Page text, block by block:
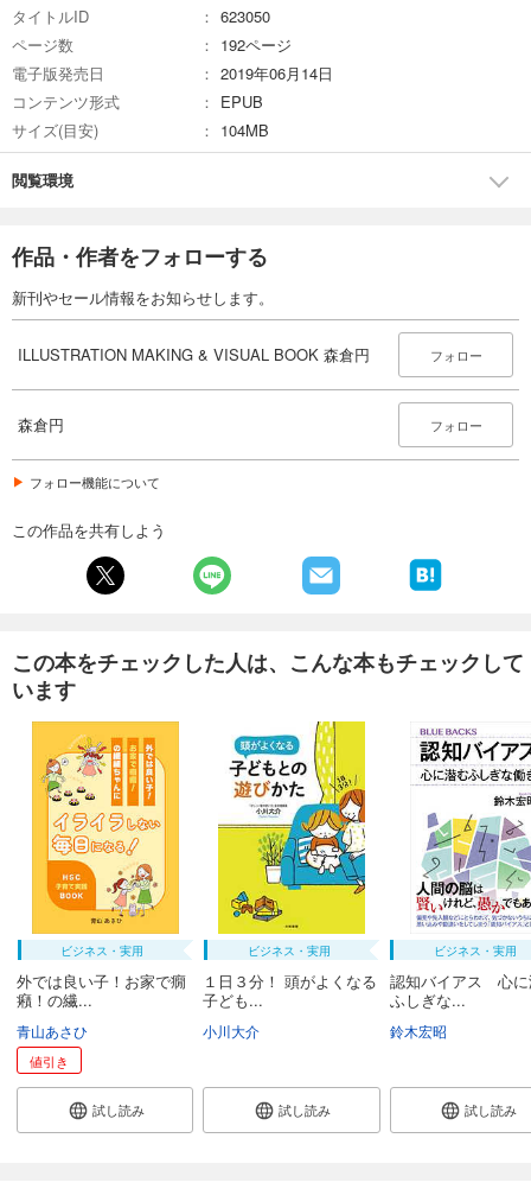
タイトルID
623050
ページ数
192ページ
電子版発売日
2019年06月14日
コンテンツ形式
EPUB
サイズ(目安)
104MB
閲覧環境
作品・作者をフォローする
新刊やセール情報をお知らせします。
ILLUSTRATION MAKING & VISUAL BOOK 森倉円 フォロー
森倉円 フォロー
フォロー機能について
この作品を共有しよう
この本をチェックした人は、こんな本もチェックして
います
ビジネス・実用
外では良い子！お家で癇
癪！の繊...
青山あさひ
値引き
試し読み
ビジネス・実用
１日３分！ 頭がよくなる
子ども...
小川大介
試し読み
ビジネス・実用
認知バイアス 心に
ふしぎな...
鈴木宏昭
試し読み